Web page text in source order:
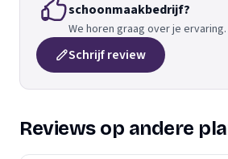
schoonmaakbedrijf?
We horen graag over je ervaring.
Schrijf review
Reviews op andere